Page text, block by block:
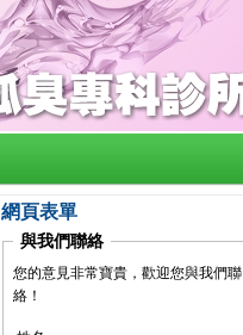
網頁表單
與我們聯絡
您的意見非常寶貴，歡迎您與我們聯
絡！